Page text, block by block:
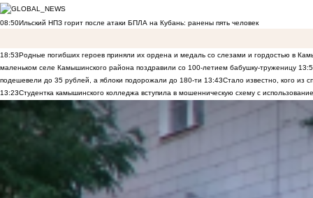
08:50Ильский НПЗ горит после атаки БПЛА на Кубань: ранены пять человек
18:53Родные погибших героев приняли их ордена и медаль со слезами и гордостью в
маленьком селе Камышинского района поздравили со 100-летием бабушку-труженицу
подешевели до 35 рублей, а яблоки подорожали до 180-ти 13:43Стало известно, кого из
13:23Студентка камышинского колледжа вступила в мошенническую схему с